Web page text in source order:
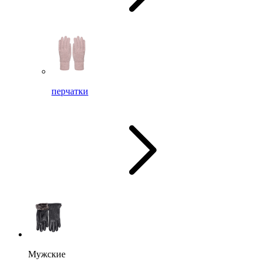
перчатки
Мужские